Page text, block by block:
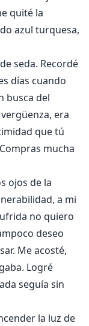
quité la
azul turquesa,
seda. Recordé
días cuando
busca del
era
que tú
mucha
ojos de la
a mi
no quiero
deseo
Me acosté,
Logré
seguía sin
la luz de